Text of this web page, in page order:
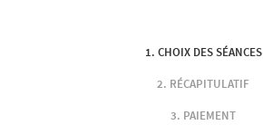
CHOIX DES SÉANCES
RÉCAPITULATIF
PAIEMENT